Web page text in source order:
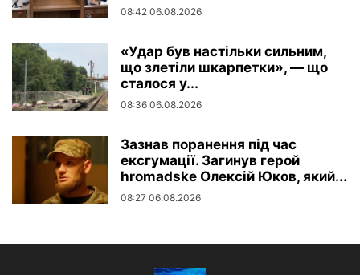
08:42 06.08.2026
«Удар був настільки сильним,
що злетіли шкарпетки», — що
сталося у...
08:36 06.08.2026
Зазнав поранення під час
ексгумації. Загинув герой
hromadske Олексій Юков, який...
08:27 06.08.2026